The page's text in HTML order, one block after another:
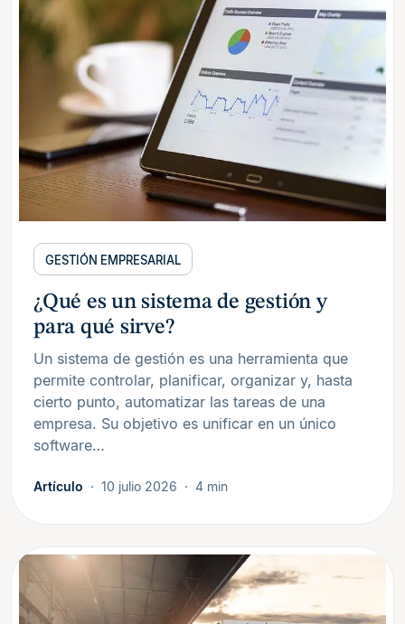
GESTIÓN EMPRESARIAL
¿Qué es un sistema de gestión y
para qué sirve?
Un sistema de gestión es una herramienta que
permite controlar, planificar, organizar y, hasta
cierto punto, automatizar las tareas de una
empresa. Su objetivo es unificar en un único
software…
Artículo 10 julio 2026 4 min